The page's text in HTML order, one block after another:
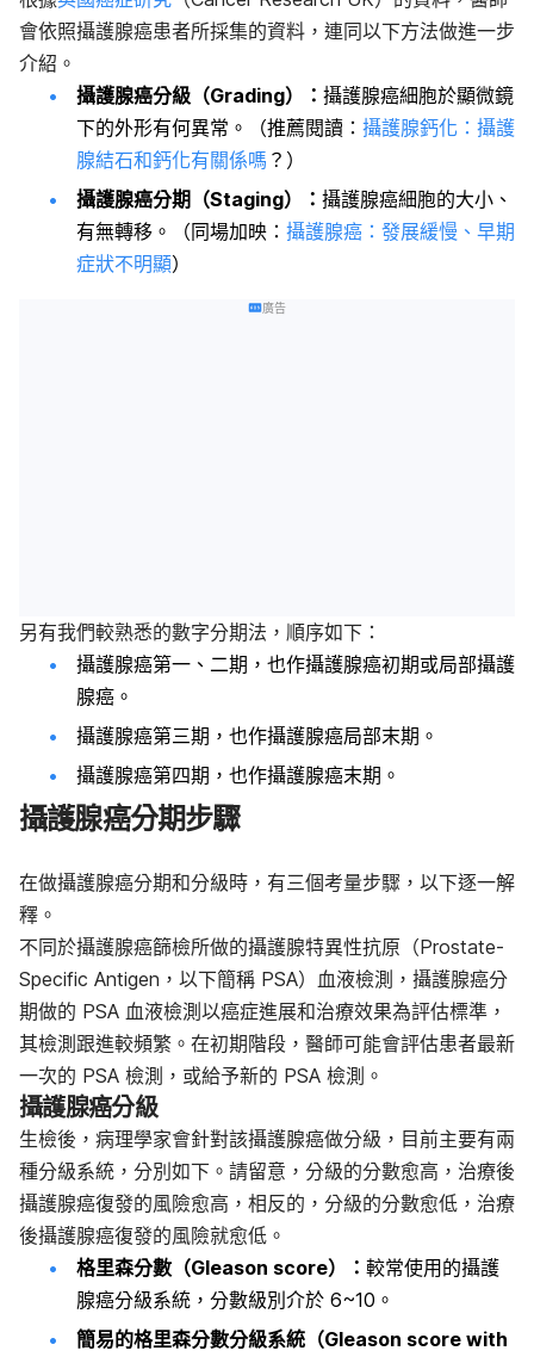
會依照攝護腺癌患者所採集的資料，連同以下方法做進一步
介紹。
攝護腺癌分級（Grading）： 攝護腺癌細胞於顯微鏡
下的外形有何異常。（推薦閱讀： 攝護腺鈣化：攝護
腺結石和鈣化有關係嗎 ？）
攝護腺癌分期（Staging）： 攝護腺癌細胞的大小、
有無轉移。（同場加映： 攝護腺癌：發展緩慢、早期
症狀不明顯）
廣告
另有我們較熟悉的數字分期法，順序如下：
攝護腺癌第一、二期，也作攝護腺癌初期或局部攝護
腺癌。
攝護腺癌第三期，也作攝護腺癌局部末期。
攝護腺癌第四期，也作攝護腺癌末期。
攝護腺癌分期步驟
在做攝護腺癌分期和分級時，有三個考量步驟，以下逐一解
釋。
不同於攝護腺癌篩檢所做的攝護腺特異性抗原（Prostate-
Specific Antigen，以下簡稱 PSA）血液檢測，攝護腺癌分
期做的 PSA 血液檢測以癌症進展和治療效果為評估標準，
其檢測跟進較頻繁。在初期階段，醫師可能會評估患者最新
一次的 PSA 檢測，或給予新的 PSA 檢測。
攝護腺癌分級
生檢後，病理學家會針對該攝護腺癌做分級，目前主要有兩
種分級系統，分別如下。請留意，分級的分數愈高，治療後
攝護腺癌復發的風險愈高，相反的，分級的分數愈低，治療
後攝護腺癌復發的風險就愈低。
格里森分數（Gleason score）： 較常使用的攝護
腺癌分級系統，分數級別介於 6~10。
簡易的格里森分數分級系統（Gleason score with